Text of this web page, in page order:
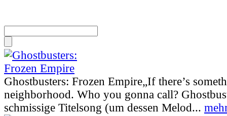
Ghostbusters: Frozen Empire„If there’s
neighborhood. Who you gonna call?
schmissige Titelsong (um dessen Melod...